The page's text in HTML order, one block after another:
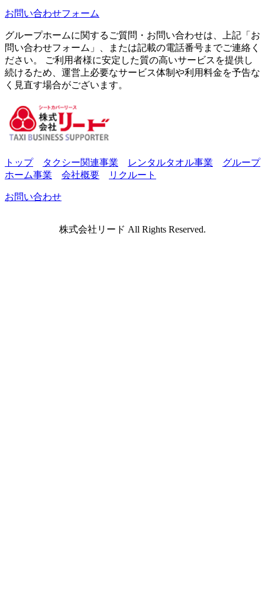
お問い合わせフォーム
グループホームに関するご質問・お問い合わせは、上記「お
問い合わせフォーム」、または記載の電話番号までご連絡く
ださい。 ご利用者様に安定した質の高いサービスを提供し
続けるため、運営上必要なサービス体制や利用料金を予告な
く見直す場合がございます。
トップ タクシー関連事業 レンタルタオル事業
グループ
ホーム事業
会社概要 リクルート
お問い合わせ
株式会社リード All Rights Reserved.